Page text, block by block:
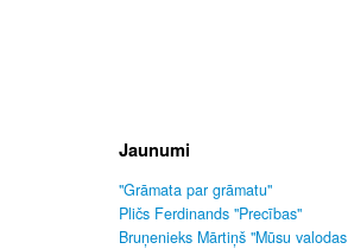
Jaunumi
"Grāmata par grāmatu"
Pličs Ferdinands "Precības"
Bruņenieks Mārtiņš "Mūsu valodas